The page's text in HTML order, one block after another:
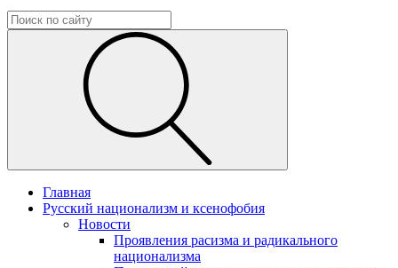
Главная
Русский национализм и ксенофобия
Новости
Проявления расизма и радикального
национализма